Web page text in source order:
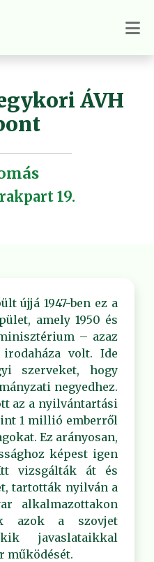
ÁVH
19.
újjá 1947-ben ez a
amely 1950 és
– azaz
volt. Ide
szerveket, hogy
negyedhez.
az a nyilvántartási
1 millió emberről
Ez arányosan,
képest igen
vizsgálták át és
tartották nyilván a
alkalmazottakon
azok a szovjet
javaslataikkal
működését.